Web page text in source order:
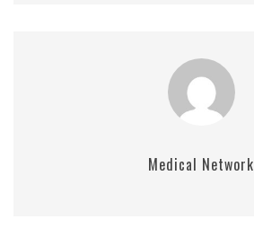
Medical Network